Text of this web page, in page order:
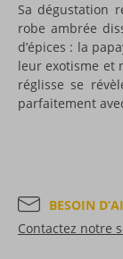
Sa dégustation
robe ambrée
d’épices : la
leur exotisme et
réglisse se
parfaitement
BESOIN
Contactez notre